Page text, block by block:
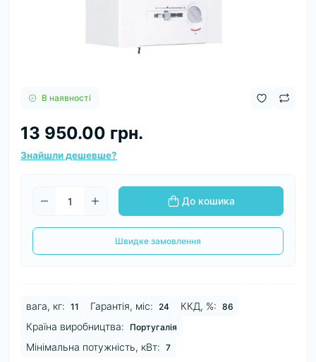
В наявності
13 950.00 грн.
Знайшли дешевше?
До кошика
Швидке замовлення
вага, кг: 11 Гарантія, міс: 24 ККД, %: 86
Країна виробництва: Португалія
Мінімальна потужність, кВт: 7